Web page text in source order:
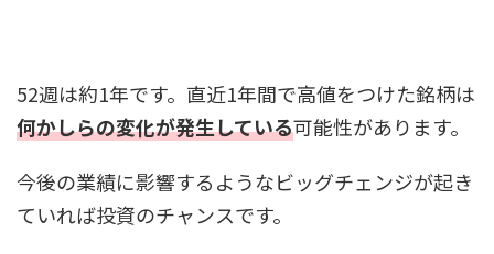
52週は約1年です。直近1年間で高値をつけた銘柄は
何かしらの変化が発生している可能性があります。
今後の業績に影響するようなビッグチェンジが起き
ていれば投資のチャンスです。